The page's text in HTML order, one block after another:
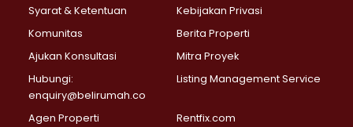
Properti Dijual di Gandaria Selatan >
Properti Dijual di Pondok Labu >
Properti Dijual di Lenteng Agung >
Properti Dijual di Senayan >
Properti Dijual di Pondok Pinang >
Syarat & Ketentuan
Kebijakan Privasi
Komunitas
Berita Properti
Ajukan Konsultasi
Mitra Proyek
Hubungi:
enquiry@belirumah.co
Listing Management Service
Agen Properti Rentfix.com